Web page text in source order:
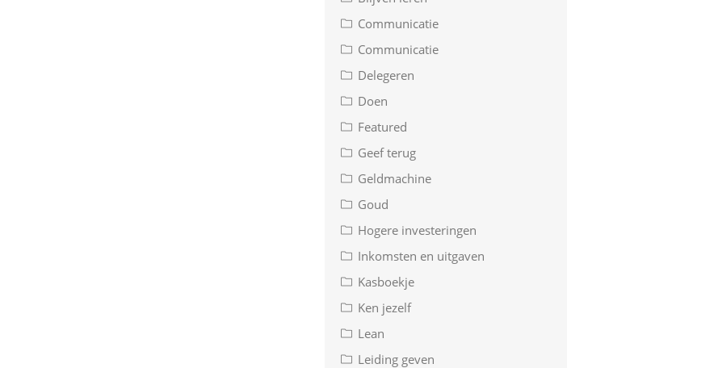
Communicatie
Communicatie
Delegeren
Doen
Featured
Geef terug
Geldmachine
Goud
Hogere investeringen
Inkomsten en uitgaven
Kasboekje
Ken jezelf
Lean
Leiding geven